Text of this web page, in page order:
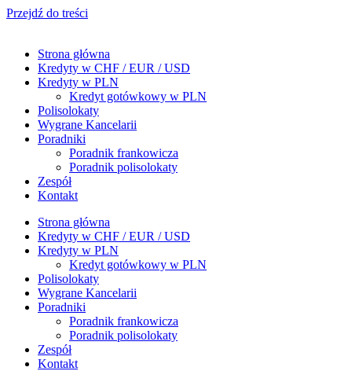
Przejdź do treści
Strona główna
Kredyty w CHF / EUR / USD
Kredyty w PLN
Kredyt gotówkowy w PLN
Polisolokaty
Wygrane Kancelarii
Poradniki
Poradnik frankowicza
Poradnik polisolokaty
Zespół
Kontakt
Strona główna
Kredyty w CHF / EUR / USD
Kredyty w PLN
Kredyt gotówkowy w PLN
Polisolokaty
Wygrane Kancelarii
Poradniki
Poradnik frankowicza
Poradnik polisolokaty
Zespół
Kontakt